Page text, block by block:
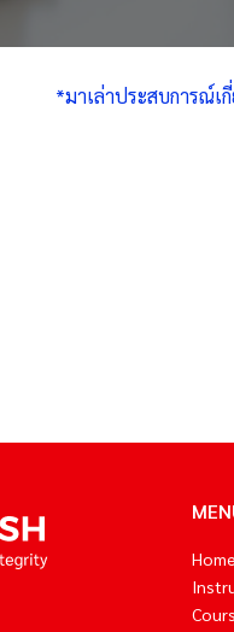
*มาเล่าประสบการณ์เ
Home